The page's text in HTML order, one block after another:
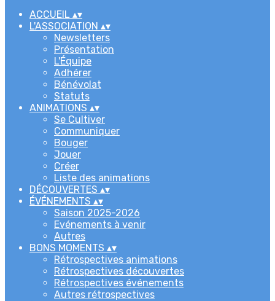
ACCUEIL ▴▾
L'ASSOCIATION ▴▾
Newsletters
Présentation
L'Équipe
Adhérer
Bénévolat
Statuts
ANIMATIONS ▴▾
Se Cultiver
Communiquer
Bouger
Jouer
Créer
Liste des animations
DÉCOUVERTES ▴▾
ÉVÉNEMENTS ▴▾
Saison 2025-2026
Evénements à venir
Autres
BONS MOMENTS ▴▾
Rétrospectives animations
Rétrospectives découvertes
Rétrospectives événements
Autres rétrospectives